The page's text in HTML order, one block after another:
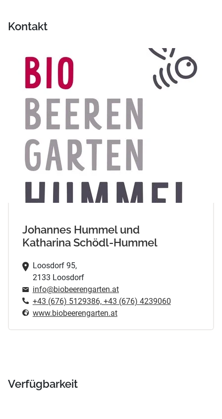
Kontakt
Johannes Hummel und
Katharina Schödl-Hummel
Loosdorf 95,
2133 Loosdorf
info@biobeerengarten.at
+43 (676) 5129386, +43 (676) 4239060
www.biobeerengarten.at
Verfügbarkeit